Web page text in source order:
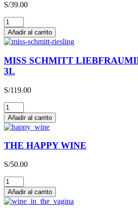
S/39.00
JAGERSCHOPPEN
SCHMITT
SÖHNE
cantidad
Añadir al carrito
MISS SCHMITT
3L
S/119.00
MISS
SCHMITT
LIEBFRAUMILCH
QBA
CAJA
x
cantidad
Añadir al carrito
THE HAPPY WINE
S/50.00
THE
HAPPY
WINE
cantidad
Añadir al carrito